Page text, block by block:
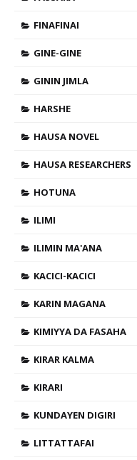
FINAFINAI
GINE-GINE
GININ JIMLA
HARSHE
HAUSA NOVEL
HAUSA RESEARCHERS
HOTUNA
ILIMI
ILIMIN MA'ANA
KACICI-KACICI
KARIN MAGANA
KIMIYYA DA FASAHA
KIRAR KALMA
KIRARI
KUNDAYEN DIGIRI
LITTATTAFAI